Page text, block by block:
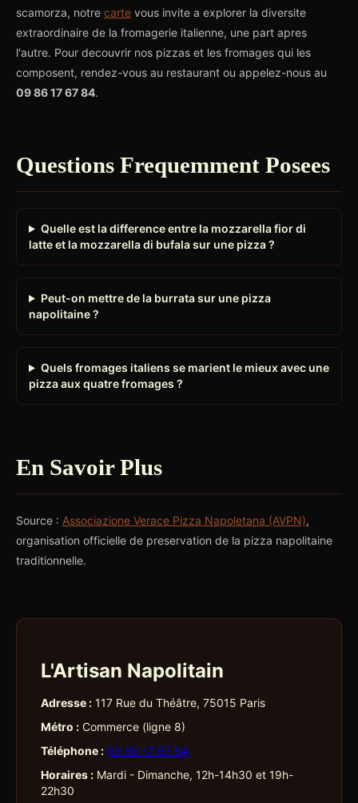
scamorza, notre carte vous invite a explorer la diversite
extraordinaire de la fromagerie italienne, une part apres
l'autre. Pour decouvrir nos pizzas et les fromages qui les
composent, rendez-vous au restaurant ou appelez-nous au
09 86 17 67 84.
Questions Frequemment Posees
Quelle est la difference entre la mozzarella fior di
latte et la mozzarella di bufala sur une pizza ?
Peut-on mettre de la burrata sur une pizza
napolitaine ?
Quels fromages italiens se marient le mieux avec une
pizza aux quatre fromages ?
En Savoir Plus
Source : Associazione Verace Pizza Napoletana (AVPN),
organisation officielle de preservation de la pizza napolitaine
traditionnelle.
L'Artisan Napolitain
Adresse : 117 Rue du Théâtre, 75015 Paris
Métro : Commerce (ligne 8)
Téléphone : 09 86 17 67 84
Horaires : Mardi - Dimanche, 12h-14h30 et 19h-
22h30